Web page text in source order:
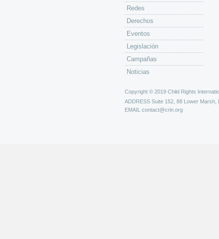
Redes
Derechos
Eventos
Legislación
Campañas
Noticias
Copyright © 2019 Child Rights
ADDRESS Suite 152, 88 Lower Marsh,
EMAIL contact@crin.org